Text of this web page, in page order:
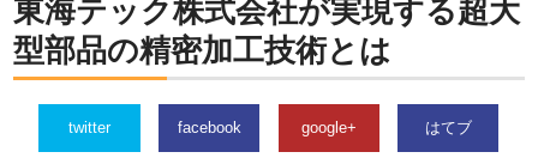
東海テック株式会社が実現する超大
型部品の精密加工技術とは
twitter facebook google+ はてブ